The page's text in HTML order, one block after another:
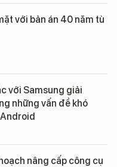
với bản án 40 năm tù
với Samsung giải
những vấn đề khó
nâng cấp công cụ